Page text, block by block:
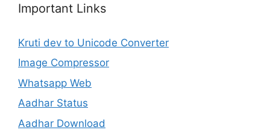
Important Links
Kruti dev to Unicode Converter
Image Compressor
Whatsapp Web
Aadhar Status
Aadhar Download